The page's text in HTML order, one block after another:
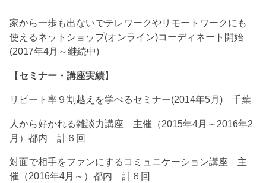
家から一歩も出ないでテレワークやリモートワークにも
使えるネットショップ(オンライン)コーディネート開始
(2017年4月～継続中)
【セミナー・講座実績】
リピート率９割越えを学べるセミナー(2014年5月) 千葉
人から好かれる雑談力講座 主催（2015年4月～2016年2
月）都内 計６回
対面で相手をファンにするコミュニケーション講座 主
催（2016年4月～）都内 計６回